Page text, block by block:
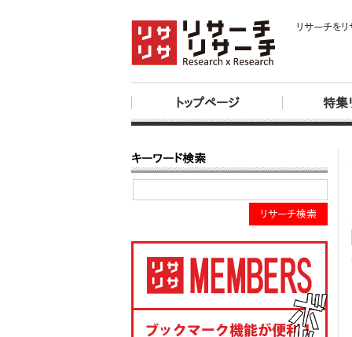
リサーチを
トップページ 特集
キーワード検索
リサーチ検索